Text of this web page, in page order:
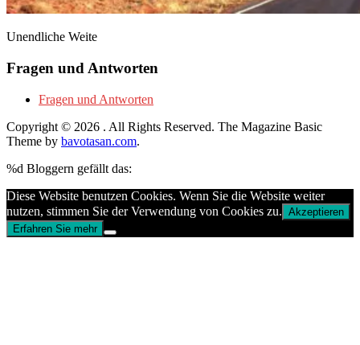
Unendliche Weite
Fragen und Antworten
Fragen und Antworten
Copyright © 2026 . All Rights Reserved. The Magazine Basic
Theme by bavotasan.com.
%d Bloggern gefällt das:
Diese Website benutzen Cookies. Wenn Sie die Website weiter
nutzen, stimmen Sie der Verwendung von Cookies zu. Akzeptieren
Erfahren Sie mehr